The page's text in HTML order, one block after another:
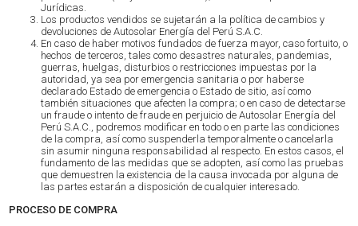
Jurídicas.
Los productos vendidos se sujetarán a la política de cambios y
devoluciones de Autosolar Energía del Perú S.A.C.
En caso de haber motivos fundados de fuerza mayor, caso fortuito, o
hechos de terceros, tales como desastres naturales, pandemias,
guerras, huelgas, disturbios o restricciones impuestas por la
autoridad, ya sea por emergencia sanitaria o por haberse
declarado Estado de emergencia o Estado de sitio, así como
también situaciones que afecten la compra; o en caso de detectarse
un fraude o intento de fraude en perjuicio de Autosolar Energía del
Perú S.A.C., podremos modificar en todo o en parte las condiciones
de la compra, así como suspenderla temporalmente o cancelarla
sin asumir ninguna responsabilidad al respecto. En estos casos, el
fundamento de las medidas que se adopten, así como las pruebas
que demuestren la existencia de la causa invocada por alguna de
las partes estarán a disposición de cualquier interesado.
PROCESO DE COMPRA